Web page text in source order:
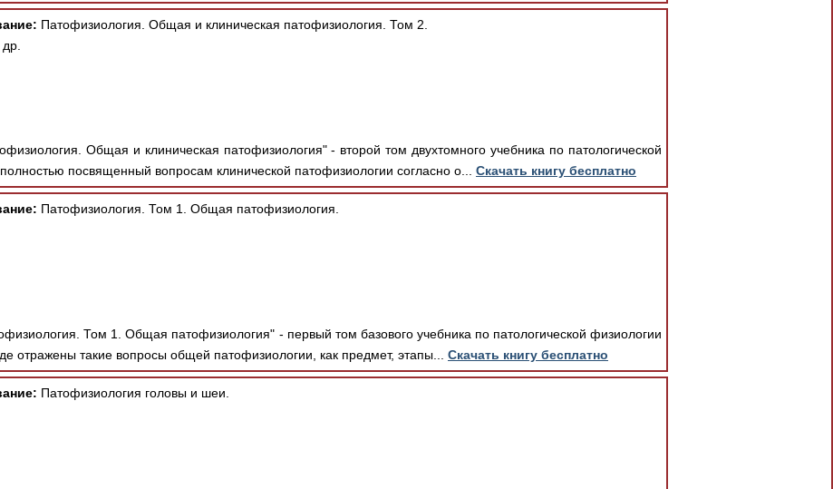
Патофизиология. Общая и клиническая патофизиология. Том 2.
Общая и клиническая патофизиология" - второй том двухтомного учебника по патологической
посвященный вопросам клинической патофизиологии согласно о... Скачать книгу бесплатно
Патофизиология. Том 1. Общая патофизиология.
Том 1. Общая патофизиология" - первый том базового учебника по патологической физиологии
отражены такие вопросы общей патофизиологии, как предмет, этапы... Скачать книгу бесплатно
Патофизиология головы и шеи.